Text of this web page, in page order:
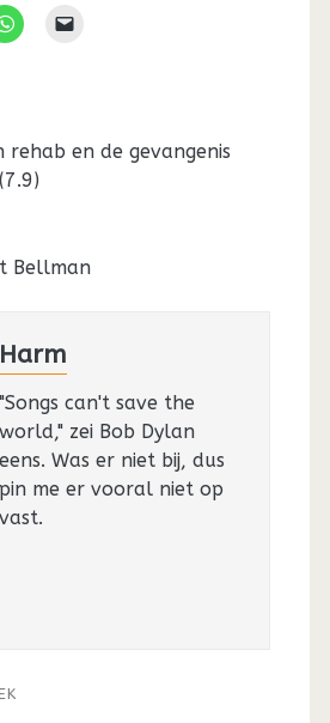
rehab en de gevangenis
Bellman
Harm
"Songs can't save the
world," zei Bob Dylan
eens. Was er niet bij, dus
pin me er vooral niet op
vast.